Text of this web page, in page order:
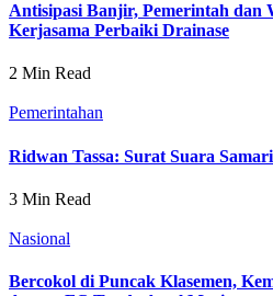
Antisipasi Banjir, Pemerintah dan
Kerjasama Perbaiki Drainase
2 Min Read
Pemerintahan
Ridwan Tassa: Surat Suara
3 Min Read
Nasional
Bercokol di Puncak Klasemen,